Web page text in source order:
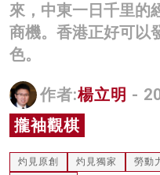
科技
名家榜
灼見活動
來，中東一日千里的
商機。香港正好可以
色。
作者:楊立明 -
攏袖觀棋
灼見原創 灼見獨家 勞動